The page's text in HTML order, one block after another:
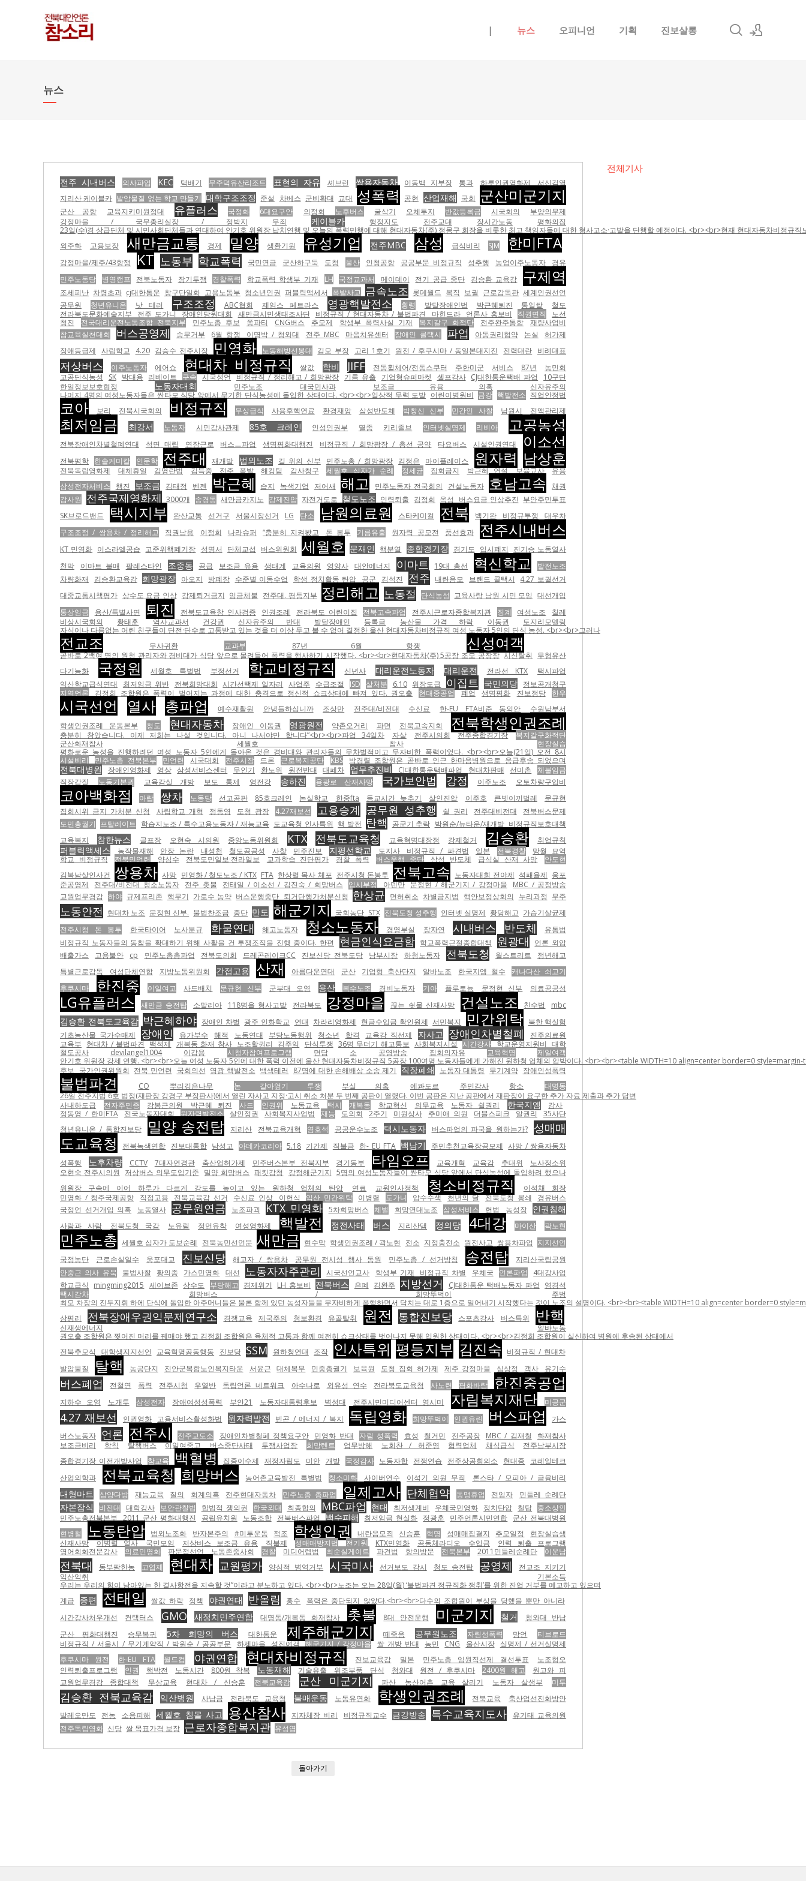
| 뉴스 오피니언 기획 진보살롱
뉴스
전체기사
전주 시내버스 의사파업 KEC 택배기 무주덕유산리조트 표현의 자유 셰브런 쌍용자동차 이동백 지부장 통과 하루인권영화제
서신검열
지리산 케이블카 발암물질 없는 학교 만들기 대학구조조정 준설 차베스 군비확대 교대 성폭력 공현 산업재해 국회 군산미군기지
군산 공항 교육지키미원정대 유플러스 국정화 6대요구안 의정회 노후버스 굴삭기 오체투지 반값등록금 시국회의
부양의무제
강정마을 / 국무총리실장 / 정박지
무죄 케이블카 행정지도 전주교대 장시간노동
평화의집
23일(수)경 상급단체 및 시민사회단체들과 연대하여 안기호 위원장 납치연행 및 오늘의 폭력만행에 대해 현대자동차(주) 정몽구 회장을 비롯한 최고 책임자들에 대한 형사고소·고발을 단행할 예정이다. <br><br>현재 현대자동차비정
외주화
고용보장 새만금교통 경제 밀양 생환기원 유성기업 전주MBC 삼성 급식비리 SJM 한미FTA
강정마을/제주/43항쟁 KT 노동부 학교폭력 국민연금 군산하구둑 도청 울산 인청공항 공공부문 비정규직 성추행 농업이주노동자
경유
민주노동당
병영캠프 전북노동자 장기투쟁 경찰폭력 학교폭력 학생부 기재 LH 국정교과서 메이데이 전기 공급 중단 김승환 교육감 구제역
조세피난 차령초과 cj대한통운 창구단일화 고용노동부 청소년인권 퍼블릭액세서 폭발사고 금속노조 롯데월드 복직 보궐 근로감독관 세계인권선언
공무원
청년유니온 낫 테러 구조조정 ABC협회 제임스 페트라스 영광핵발전소 횡령 발달장애인법 박근혜퇴진 통일쌀
철도
전라북도문화예술지부
전주 도가니 장애인당원대회 새만금시민생태조사단 비정규직 / 현대자동차 / 불법파견 마힌드라 언론사 홍보비 직권면직
노선
청진
전국대리운전노동조합 전북지부 민주노총 후보 쫑파티 CNG버스 추모제 학생부 폭력사실 기재 복지갈구 화적단 전주완주통합
재량사업비
참교육실천대회
버스공영제 승무거부 6월 항쟁 이명박 / 청와대 전주 MBC 마음치유센터 장애인 콜택시 파업 아동권리협약 논실
허가제
장애등급제
사립학교 4.20 김승수 전주시장 민영화 노동해방선봉대 김모 부장 고리 1호기 원전 / 후쿠시마 / 동일본대지진 전력대란 비례대표
저상버스 이주노동자 에어쇼 현대차 비정규직 쌀값 학비 JIFF 전동휠체어/전동스쿠터 주한미군 서비스 87년
농민회
고공단식농성
SK 박대용 리베이트 구속 시국성언 비정규직 / 정리해고 / 희망광장 기름 유출 기업형슈퍼마켓 셀프감사 CJ대한통운택배 파업
10구단
한일정보보호협정
노동자대회 민주노조 대국민사과 보조금 유용 의혹
신자유주의
나머지 4명의 여성노동자들은 싼타모 식당 앞에서 무기한 단식농성에 돌입한 상태이다. <br><br>일상적 무력 도발 어린이병원비 금강 핵발전소 직업안정법
코아 보리 전북시국회의 비정규직 무상급식 사용후핵연료 환경재앙 삼성반도체 박창신 신부 민간인 사찰 남원시 전액관리제
최저임금 최강서 노동자 시민감사관제 85호 크레인 인성인권부 멸종 키리졸브 인터넷실명제 리비아 고공농성
전북장애인차별철폐연대 석면 매립 연장근로 버스ㅡ파업 생명평화대행진 비정규직 / 희망광장 / 총선 공약 타요버스 시설인권연대 이소선
전북평학 한솔케미칼 인문학 전주대 재개발 법외노조 길 위의 신부 민주노총 / 희망광장 김정은 마이플레이스 원자력 남상훈
전북독립영화제 대체휴일 김영란법 김득중 전주 폭발 해킹팀 감사청구 세월호 십자가 순례 정세균 집회금지 박근혜 연설 보육교사
유용
삼성전자서비스
행진 보조금 김태정 벤젠 박근혜 습지 녹색기업 저어새 해고 민주노동자 전국회의 건설노동자 호남고속 채권
감사원
전주국제영화제 3000개 송경동 새만금카지노 강제진압 자전거도로 철도노조 인력퇴출 김정희 옥성 버스요금 인상추진 부안주민투표
SK브로드밴드
택시지부 완산교통 선거구 서울시장선거 LG 탄소 남원의료원 스타케미컬 전북 백기완 비정규투쟁
대우차
구조조정 / 쌍용차 / 정리해고
직권남용 이정희 나라슈퍼 “충분히 지켜봤고 돈 봉투 기름유출 원자력 공모전 풍선효과 전주시내버스
KT 민영화 이스라엘공습 고준위핵폐기장 성명서 단체교섭 버스위원회 세월호 문재인 핵분열 종합경기장 경기도 입시폐지
진기승 노동열사
천막
이마트 불매 팔레스타인 조중동 공급 보조금 유용 생태계 교육의원 영양사 대안에너지 이마트 19대 총선 혁신학교
발전노조
차량화재
김승환교육감 희망광장 아오지 방폐장 수준별 이동수업 학생 정치활동 탄압 공군 김석진 전주 내란음모 브랜드 콜택시
4.27 보궐선거
대중교통시책평가 상수도 요금 인상 강제퇴거금지 임금체불 전주대. 평등지부 정리해고 노동절 단식농성 교육사랑 남원 시민 모임 대선개입
통상임금
용산/특별사면 퇴진 전북도교육창 인사검증 인권조례 전라북도 어린이집 전북고속파업 전주시근로자종합복지관 징계 여성노조
칠레
비상시국회의
황태훈 역사교과서 건강권 신자유주의 반대 발달장애인 등록금 농산물 가격 하락 이동권
토지리모델링
자식이나 다름없는 어린 친구들이 단전·단수로 고통받고 있는 것을 더 이상 두고 볼 수 없어 결정한 울산 현대자동차비정규직 여성 노동자 5인의 단식 농성. <br><br>그러나
전교조 무사귀환 교과부 87년 6월 항쟁 신성여객
곧바로 2백여 명의 원청 관리자와 경비대가 식당 앞으로 몰려들어 폭력을 행사하기 시작했다. <br><br>현대자동차(주) 5공장 조모 공장장 시신탈취
무형유산
다기능화
국정원 세월호 특별법 부정선거 학교비정규직 신년사 대리운전노동자 대리운전 전라선 KTX
택시파업
익산학교급식연대
최저임금 위반 전북희망대회 시간선택제 일자리 사업주 수급조절 ISD 살처분 6.10 위장도급 이집트 국민의당 정보공개청구
지역언론
김정희 조합원은 폭력이 벌어지는 과정에 대한 충격으로 정신적 쇼크상태에 빠져 있다. 권오출 현대중공업 폐업 생명평화 진보정당 한우
시국선언 열사 총파업 예수재활원 안녕들하십니까 조상만 전주대/비전대 수신료 한-EU FTA비준 동의안
수원남부서
학생인권조례 운동본부
청도 현대자동차 장애인 이동권 영광원전 약촌오거리 파면 전북고속지회 전북학생인권조례
충분히 참았습니다. 이제 저희는 나설 것입니다. 아니 나서야만 합니다”<br><br>파업 34일차 자살 전주시의회 전주종합경기장
복지갈구화적단
군산화재참사
세월호 참사
현장실습
평화로운 농성을 진행하려던 여성 노동자 5인에게 돌아온 것은 경비대와 관리자들의 무차별적이고 무자비한 폭력이었다. <br><br>오늘(21일) 오전 8시
시설비리
민주노총 전북본부 민언련 시국대회 전주시장 드론 근로복지공단 KBS 박경렬 조합원은 곧바로 인근 한마음병원으로 응급후송 되었으며
전북대병원 장애인영화제 영상 삼성서비스센터 무인기 환노위 원전반대 대폐차 업무추진비 CJ대한통운택배파업 현대차판매 선미촌
체불임금
직장갑질
노동기본권 교육감실 개방 보도 통제 영전강 송하진 용광로 산재사망 국가보안법 강정 이주노조 오토차량구입비
코아백화점 아랍 쌍차 노동당 선고공판 85호크레인 논실학교 한중fta 등교시간 늦추기 살인진압 이주호 큰빗이끼벌레
문규현
집회시위 금지 가처분 신청
사립학교 개혁 정동영 도청 광장 4.27재보선 고용승계 공무원 성추행 쉴 권리 전주대비전대
전북버스문제
도민총궐기 프탈레이트 학습지노조 / 특수고용노동자 / 재능교육 도교육청 인사특위 핵 발전 탄핵 공군기 추락 박원순/뉴타운/재개발 비정규직보호대책
교육복지
참한뉴스 골프장 오현숙 시의원 중앙노동위원회 KTX 전북도교육청 교육혁명대장정 강제철거 김승환 취업규칙
퍼블릭액세스 농작물재해 안장 논란 내성천 철도공공성 사찰 민주진보 지평선학교 도지사 비정규직 / 파견법 일본 전북경찰
망월 묘역
학교 비정규직
전북민언련 양심수 전북도민일보·전라일보 교과학습 진단평가 경찰 폭력 버스운행 중단 삼성 반도체 급식실 산재 사망
안도현
김복남살인사건 쌍용차 사망 민영화 / 철도노조 / KTX FTA 한상렬 목사 체포 전주시청 돈봉투 전북고속 노동자대회 전야제 석패율제 웅포
준공영제
전주대/비전대 청소노동자 전주 촛불 전태일 / 이소선 / 김진숙 / 희망버스 입시부정 아덴만 문정현 / 해군기지 / 강정마을
MBC / 공정방송
교원업무경감 하야 규제프리존 핵무기 가로수 농약 버스운행중단 퇴거단행가처분신청 한상균 면허취소 차별금지법 핵안보정상회의 누리과정 무주
노동안전 현대차 노조 문정현 신부. 불법찬조금 중단 만도 해군기지 국회농단 STX 전북도청 성추행 인터넷 실명제 황당해고 가습기살균제
전주시청 돈 봉투
한국타이어 노사분규 화물연대 해고노동자 청소노동자 경영부실 장자연 시내버스 반도체
유통법
비정규직 노동자들의 동참을 확대하기 위해 사활을 건 투쟁조직을 진행 중이다. 한편
현금인식요금함 학교폭력근절종합대책 원광대
언론 외압
배출가스
고용불안 cp 민주노총총파업 전북도의회 드레곤레이크CC 진보신당 전북도당 남부시장 하청노동자 전북도청 월스트리트
정년해고
특별근로감독
여성단체연합 지방노동위원회 간접고용 산재 아름다운연대 군산 기업형 축산단지 알바노조 한국지엠 철수
캐나다산 쇠고기
후쿠시마
한진중 이일여고 사드배치 문규현 신부 군부대 오염 용산 복수노조 경비노동자 기아 플루토늄 문정현 신부 의료공공성
LG유플러스 새만금 송전탑 소말리아 118명을 형사고발 전라북도 강정마을 끊는 쇳물 산재사망 건설노조 친수법 mbc
김승환 전북도교육감 박근혜하야 장애인 차별 광주 인화학교 연대 차라리영화제 현금수입금 확인원제 서민복지 민간위탁 북한 핵실험
기초농산물 국가수매제
장애인 유가부수 해적 노동연대 부당노동행위 청소년 합격 교육감 직선제 자사고 장애인차별철폐
진주의료원
교육부 현대차 / 불법파견 백석제 개복동 화재 참사 노조할권리 김주익 단식투쟁 36명 무더기 해고통보 사회복지시설 시간강사 학교운영지원비 대학
철도공사
devilangel1004 이갑용 시청자참여프로그램 면담 소 공영방송 집회의자유 교육혁명
제일여객
안기호 위원장 강제 연행. <br><br>오늘 여성 노동자 5인에 대한 폭력 이전에 울산 현대자동차비정규직 5공장 100여명 노동자들에게 가해진 원하청 업체의 압박이다. <br><br><table WIDTH=10 align=center border=0
후보 국가인권위원회 전북 민언련 국회의선 영광 핵발전소 백색테러 87명에 대한 손해배상 소송 제기 직장폐쇄 노동자 대통령 무기계약 장애인성폭력
불법파견 CO 뿌리깊은나무 논 갈아엎기 투쟁 부실 의혹 에콰도르 주민감사 항소
대명동
26일 전주지법 6호 법정(재판장 강경구 부장판사)에서 열린 자사고 지정·고시 취소 처분 두 번째 공판이 열렸다. 이번 공판은 지난 공판에서 재판장이 요구한 추가 자료 제출과 추가 답변
사내하도급
전자주민증 강봉근의원 박근혜 퇴진 사드 인권위 노동교육 택시 개복동 학교혁신 의무교육 노동자 쉴권리 한국지엠
감사
정동영 / 한미FTA 전국노동자대회 원자력발전소 살인정권 사회복지사업법 재능 도의회 2주기 미원상사 추미애 의원 더블스피크 알권리 35사단
청년유니온 / 통합진보당
밀양 송전탑 지리산 전북교육개혁 염호석 공공운수노조 택시노동자 버스파업의 파국을 원하는가? 성매매
도교육청 전북녹색연합 진보대통합 남성고 아데카코리아 5.18 기간제 직불금 한- EU FTA 백남기 주민추천교육장공모제 사망 / 쌍용자동차
성폭행
노후차량 CCTV 7대자연경관 축산업허가제 민주버스본부 전북지부 경기동부 타임오프 교육개혁 교육감 추대위
노사정소위
오현숙 전주시의원
저상버스 의무도입기준 밀양 희망버스 패킷감청 강정해군기지 5명의 여성노동자들이 싼타모 식당 앞에서 단식농성에 돌입하려 했으나
위원장 구속에 이어 하루가 다르게 강도를 높이고 있는 원하청 업체의 탄압
연료 교원인사정책 청소비정규직
이석채 회장
민영화 / 청주국제공항
직접고용 전북교육감 선거 수신료 인상 이헌식 익산 민간위탁 이병렬 도가니 압수수색 천년의 달 전북도청 봉쇄
경유버스
국정언 선거개입 의혹
노동열사 공무원연금 노조파괴 KTX 민영화 5차희망버스 체벌 희망연대노조 삼성서비스 헌법 농성장 인권침해
사람과 사람 전북도청 국감 노유림 정언유착 여성영화제 핵발전 정전사태 버스 지리산댐 정의당 4대강 마이산 곽노현
민주노총 세월호 십자가 도보순례 전북농민선언문 새만금 현수막 학생인권조례 / 곽노현 전소 지정충전소 원전사고 쌍용차파업 지지선언
국정농단
근로손실일수 웅포대교 진보신당 해고자 / 쌍용차 공무원 전시성 행사 동원 민주노총 / 선거방침 송전탑
지리산국립공원
안중근 의사 유묵
불법사찰 황의종 가스민영화 대선 노동자자주관리 시국선언교사 학생부 기재 비정규직 차별 우체국 언론파업
4대강사업
학교급식
mingming2015 세이브존 상수도 부당해고 경제위기 LH 홍보비 전북버스 은폐 김완주 지방선거 CJ대한통운 택배노동자 파업
염경석
택시감차
희망버스 / 희망뚜벅이
주범
최모 차장의 진두지휘 하에 단식에 돌입한 아주머니들은 물론 함께 있던 농성자들을 무자비하게 폭행하면서 닥치는 대로 1층으로 밀어내기 시작했다는 것이 노조의 설명이다. <br><br><table WIDTH=10 align=center border=0
삼평리
전북장애우권익문제연구소 경쟁교육 제국주의 청보환경 유골탈취 원전 통합진보당 스포츠강사 버스특위 반핵
신재생에너지
알바노동
권오출 조합원은 찢어진 머리를 꿰매야 했고 김정희 조합원은 육체적 고통과 함께 여전히 쇼크상태를 벗어나지 못해 입원한 상태이다. <br><br>김정희 조합원이 실신하여 병원에 후송된 상태에서
전북추모식
대학생지지선언 교육혁명공동행동 진보당 SSM 원하청연대 조작 인사특위 평등지부 김진숙 비정규직 / 현대차
발암물질
탈핵 농공단지 진안군복합노인복지타운 서윤근 대체복무 민중총궐기 보육원 도청 집회 허가제 제주 강정마을 심상정 객사 유기수
버스폐업 전철연 폭력 전주시청 우열반 독립언론 네트워크 아수나로 외유성 연수 전라북도교육청 사노련 평화바람 한진중공업
지하수 오염 노개투 삼성전자 장애여성성폭력 부안21 노동자대통령후보 벽성대 전주시민미디어센터 영시미 자림복지재단 미공군
4.27 재보선 인권영화 고용서비스활성화법 원자력발전 빈곤 / 에너지 / 복지 독립영화 희망뚜벅이 인권유린 버스파업
가스
버스노동자 언론 전주시 전주교도소 장애인차별철폐 정책요구안 민영화 반대 자림 성폭력 효성 철거민 전주공장 MBC / 김재철
화재참사
보조금비리
학칙 탈핵버스 이일여중고 버스중단사태 투쟁사업장 희망텐트 업무방해 노회찬 / 허준영 협력업체 채식급식
전주남부시장
종합경기장 이전개발사업
참교육 백혈병 집중이수제 재정자립도 미안 개발 국정감사 노동자합 전쟁연습 전주상공회의소 현대중
코레일테크
산업의학과
전북교육청 희망버스 농어촌교육발전 특별법 청소미화 사이버연수 이석기 의원 무죄 론스타 / 모피아 / 금융비리
대형마트 삼양다방 재능교육 질의 회계의혹 전주현대자동차 민주노총 총파업 일제고사 단체협약 동맹휴업 전임자 민들레 순례단
자본잠식 비전대 대학강사 보안관찰법 합법적 쟁의권 한국외대 최종합의 MBC파업 현대 최저생계비 우체국민영화 정치탄압 철탑 중소상인
민주노총전북본부 2011 군산 평화대행진 공립유치원 노동조합 전북버스파업 백수피해 최저임금 현실화 정광훈 민주언론시민연합 군산 전북대병원
현병철
노동탄압 법외노조화 반자본주의 #미투운동 적조 학생인권 내란음모죄 신승훈 혁명 성매매집결지 추모일정
현장실습생
산재사망
이병렬 열사 국민모임 저상버스 보조금 유용 직불제 성매매방지법 전기원 KTX민영화 공동체라디오 수입금
인력 퇴출 프로그램
영어회화전문강사
의료민영화 판문점선언 노동존중사회 경찰 미디어렙법 최순실게이트 파견법 항의방문 전북본부 2011민들레순례단 이운남
전북대 동부팜한농 고엽제 현대차 교원평가 양심적 병역거부 시국미사 선거보도 감시 청도 송전탑 공영제
전교조 지키기
익산악취
기본소득
우리는 우리의 힘이 남아있는 한 결사항전을 지속할 것”이라고 분노하고 있다. <br><br>노조는 오는 28일(월) ‘불법파견 정규직화 쟁취’를 위한 잔업 거부를 예고하고 있으며
계급
종편 전태일 쌀값 하락 정책 야권연대 반올림 홍수
폭력은 중단되지 않았다.<br><br>다수의 조합원이 부상을 당했을 뿐만 아니라
시간강사처우개선
컨택터스 GMO 새정치민주연합 대명동/개복동 화재참사 촛불 8대 안전운행 미군기지 철거
청와대 반납
군산 평화대행진
승무복귀 5차 희망의 버스 대한통운 제주해군기지 떼죽음 공무원노조 자림성폭력 망언
티브로드
비정규직 / 서울시 / 무기계약직 / 박원순 / 공공부문
하제마을 성진여객 해군기지 / 강정마을 쌀 개방 반대 농민 CNG 울산시장
실명제 / 선거실명제
후쿠시마 원전
한-EU FTA 월드컵 야권연합 현대차비정규직 진보교육감 밀본 민주노총 임원직선제 결선투표
노조혐오
인력퇴출프로그램
인권 핵박전 노동시간 800원 착복 노동재해 기술유출 위조부품 단식 청와대 원전 / 후쿠시마 2400원 해고
원고와 피
교원업무경감 종합대책
무상교육 현대차 / 신승훈 전북교육감 군산 미군기지 파산 농산어촌 교육 살리기 노동자 살생부 미투
김승환 전북교육감 익산병원 사납금 전라북도 교육청 불매운동 노동유연화 학생인권조례 전북교육
축산업선진화방안
발레오만도
전농 소음피해 세월호 침몰 사고 용산참사 지자체장 비리 비정규직교수 금강방송 특수교육지도사
유기태 교육의원
전주독립영화 신당 쌀 목표가격 보장 근로자종합복지관 유성엽
돌아가기